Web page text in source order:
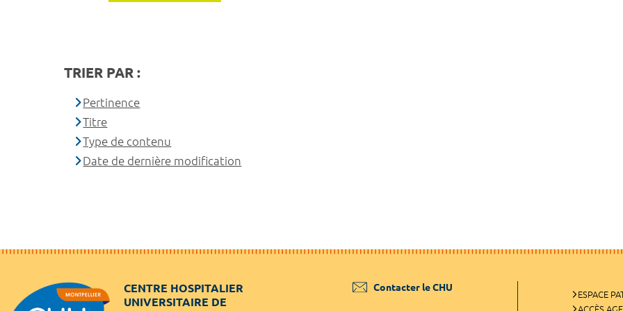
TRIER PAR :
Pertinence
Titre
Type de contenu
Date de dernière modification
CENTRE HOSPITALIER
UNIVERSITAIRE DE
Contacter le CHU
ESPACE
ACCÈS